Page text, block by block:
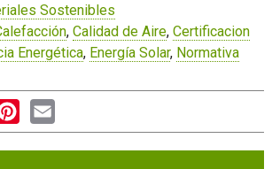
Sostenibles
, Calidad de Aire, Certificacion
Energética, Energía Solar, Normativa
PinterestEmail